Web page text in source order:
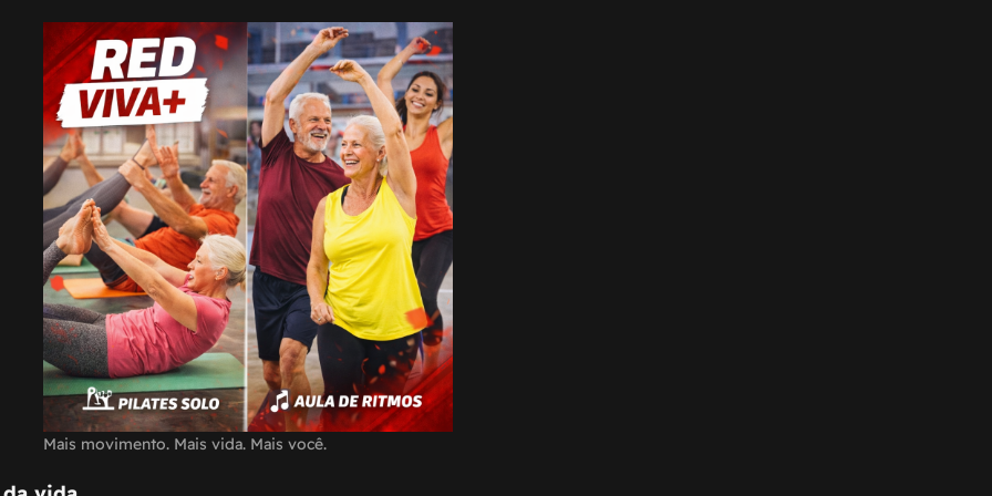
Mais movimento. Mais vida. Mais você.